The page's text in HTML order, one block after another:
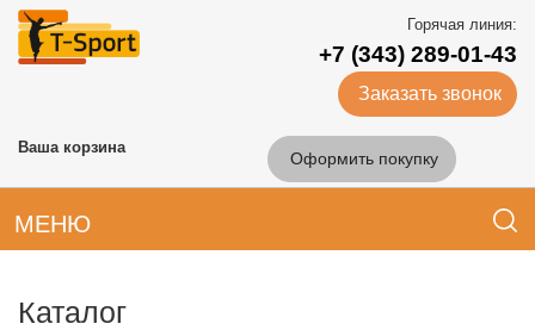
Горячая линия:
+7 (343) 289-01-43
Заказать звонок
Ваша корзина
Оформить покупку
МЕНЮ
Каталог